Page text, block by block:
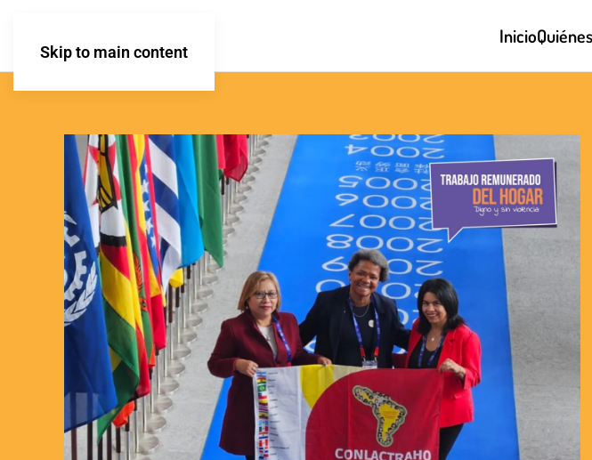
Skip to main content
Inicio